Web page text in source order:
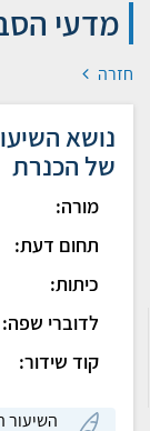
מדעי
חזרה
נושא
של הכנרת
מורה:
תחום דעת:
כיתות:
לדוברי שפה:
קוד שידור:
השיעור